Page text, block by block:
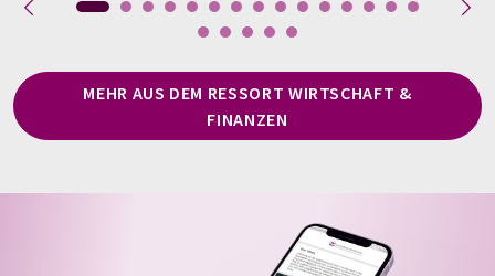
MEHR AUS DEM RESSORT WIRTSCHAFT &
FINANZEN